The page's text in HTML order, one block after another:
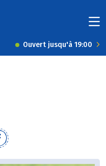
Ouvert jusqu'à 19:00